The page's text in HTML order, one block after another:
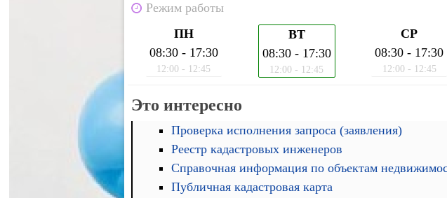
Режим работы
ПН
08:30 - 17:30
12:00 - 12:45
ВТ
08:30 - 17:30
12:00 - 12:45
СР
08:30 - 17:30
12:00 - 12:45
Это интересно
Проверка исполнения запроса (заявления)
Реестр кадастровых инженеров
Справочная информация по объектам
Публичная кадастровая карта